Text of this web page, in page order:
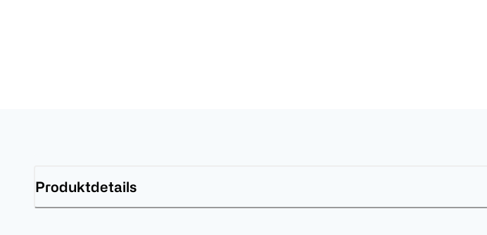
Produktdetails